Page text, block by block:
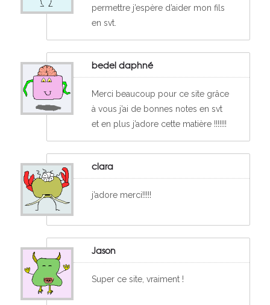
permettre j’espère d’aider mon fils
en svt.
bedel daphné
Merci beaucoup pour ce site grâce
à vous j’ai de bonnes notes en svt
et en plus j’adore cette matière !!!!!!!
clara
j’adore merci!!!!!
Jason
Super ce site, vraiment !